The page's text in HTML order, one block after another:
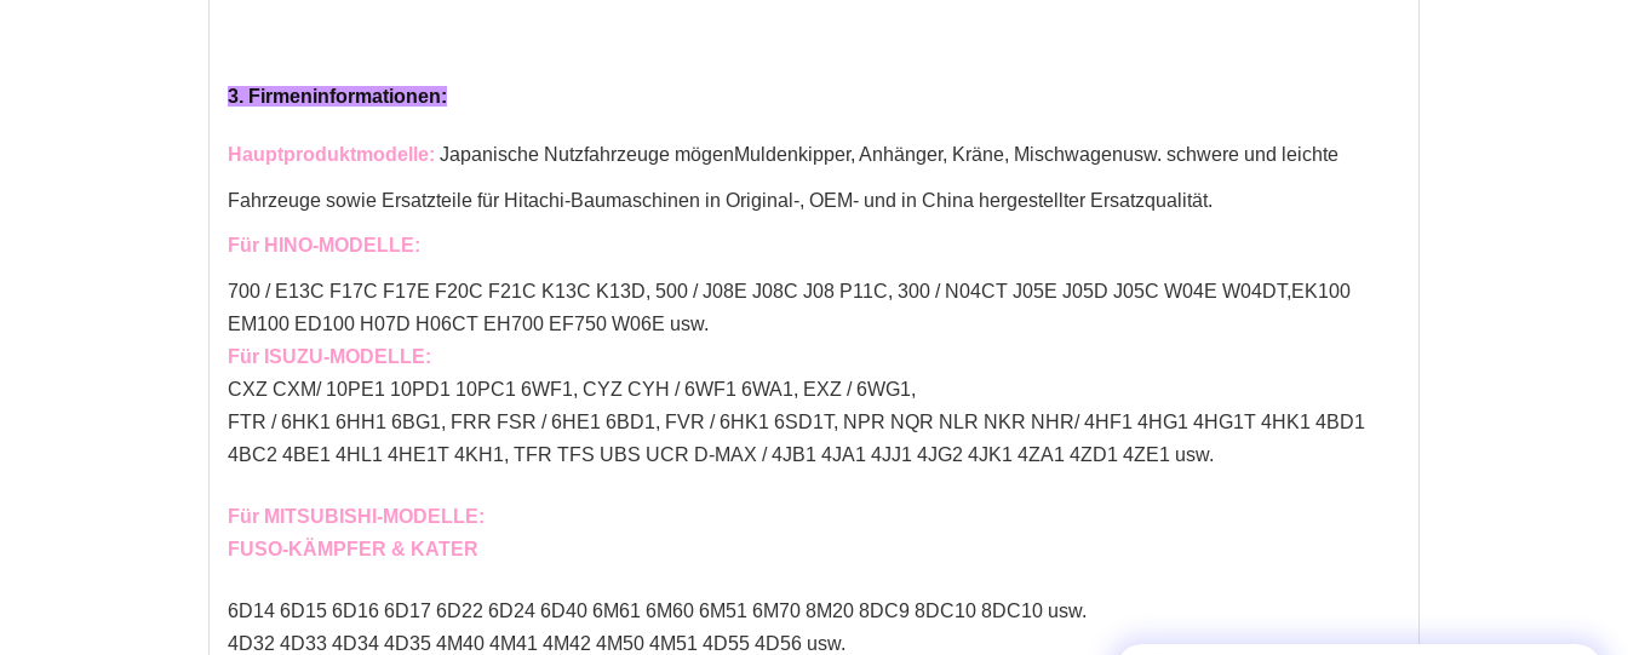
3. Firmeninformationen:
Hauptproduktmodelle: Japanische Nutzfahrzeuge mögenMuldenkipper, Anhänger, Kräne, Mischwagenusw. schwere und leichte
Fahrzeuge sowie Ersatzteile für Hitachi-Baumaschinen in Original-, OEM- und in China hergestellter Ersatzqualität.
Für HINO-MODELLE:
700 / E13C F17C F17E F20C F21C K13C K13D, 500 / J08E J08C J08 P11C, 300 / N04CT J05E J05D J05C W04E W04DT,EK100
EM100 ED100 H07D H06CT EH700 EF750 W06E usw.
Für ISUZU-MODELLE:
CXZ CXM/ 10PE1 10PD1 10PC1 6WF1, CYZ CYH / 6WF1 6WA1, EXZ / 6WG1,
FTR / 6HK1 6HH1 6BG1, FRR FSR / 6HE1 6BD1, FVR / 6HK1 6SD1T, NPR NQR NLR NKR NHR/ 4HF1 4HG1 4HG1T 4HK1 4BD1
4BC2 4BE1 4HL1 4HE1T 4KH1, TFR TFS UBS UCR D-MAX / 4JB1 4JA1 4JJ1 4JG2 4JK1 4ZA1 4ZD1 4ZE1 usw.
Für MITSUBISHI-MODELLE:
FUSO-KÄMPFER & KATER
6D14 6D15 6D16 6D17 6D22 6D24 6D40 6M61 6M60 6M51 6M70 8M20 8DC9 8DC10 8DC10 usw.
4D32 4D33 4D34 4D35 4M40 4M41 4M42 4M50 4M51 4D55 4D56 usw.